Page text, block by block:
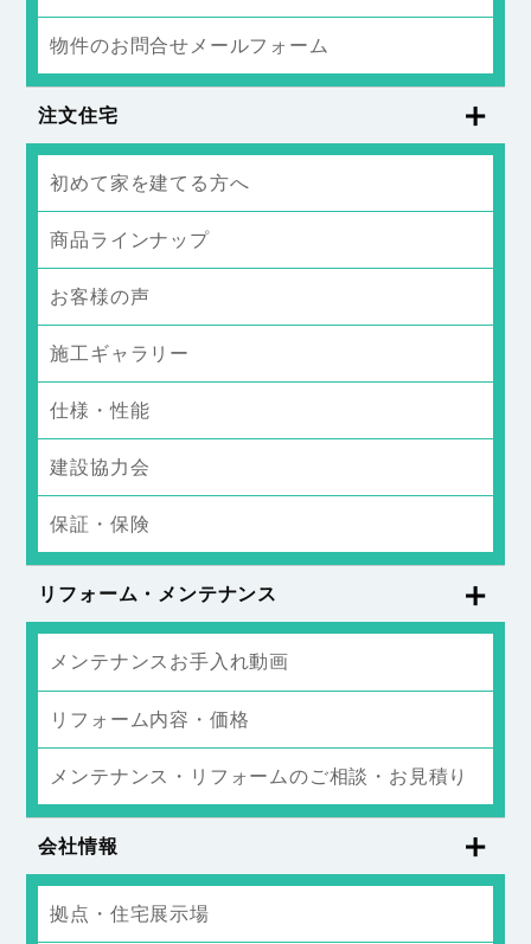
物件のお問合せメールフォーム
注文住宅
初めて家を建てる方へ
商品ラインナップ
お客様の声
施工ギャラリー
仕様・性能
建設協力会
保証・保険
リフォーム・メンテナンス
メンテナンスお手入れ動画
リフォーム内容・価格
メンテナンス・リフォームのご相談・お見積り
会社情報
拠点・住宅展示場